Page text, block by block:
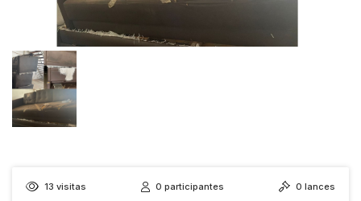
13 visitas 0 participantes 0 lances